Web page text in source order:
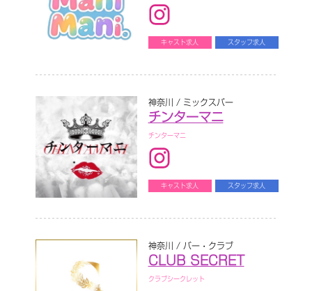
キャスト求人 スタッフ求人
神奈川 / ミックスバー
チンターマニ
チンターマニ
キャスト求人 スタッフ求人
神奈川 / バー・クラブ
CLUB SECRET
クラブシークレット